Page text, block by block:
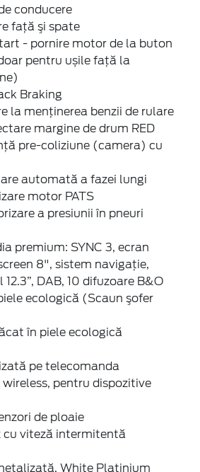
conducere
faţă şi spate
- pornire motor de la buton
pentru ușile față la
Braking
la menținerea benzii de rulare
margine de drum RED
pre-coliziune (camera) cu
automată a fazei lungi
motor PATS
a presiunii în pneuri
premium: SYNC 3, ecran
8", sistem navigaţie,
DAB, 10 difuzoare B&O
ecologică (Scaun şofer
în piele ecologică
pe telecomanda
pentru dispozitive
de ploaie
cu viteză intermitentă
White Platinium